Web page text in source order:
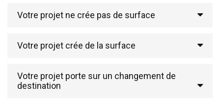
Votre projet ne crée pas de surface
Votre projet crée de la surface
Votre projet porte sur un changement de
destination